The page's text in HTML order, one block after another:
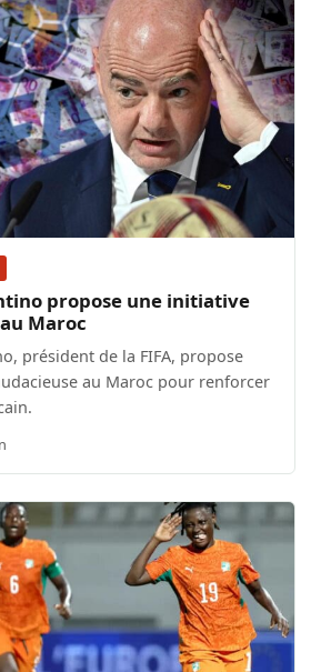
propose une initiative
Maroc
président de la FIFA, propose
au Maroc pour renforcer